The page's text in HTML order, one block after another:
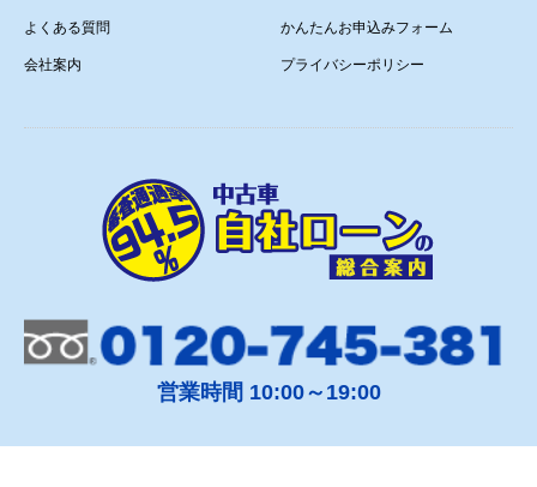
よくある質問
会社案内
かんたんお申込みフォーム
プライバシーポリシー
営業時間 10:00～19:00